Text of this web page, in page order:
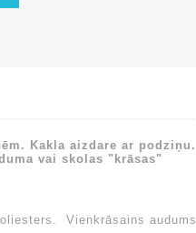
Kakla aizdare ar podziņu.
vai skolas "krāsas"
Vienkrāsains audums